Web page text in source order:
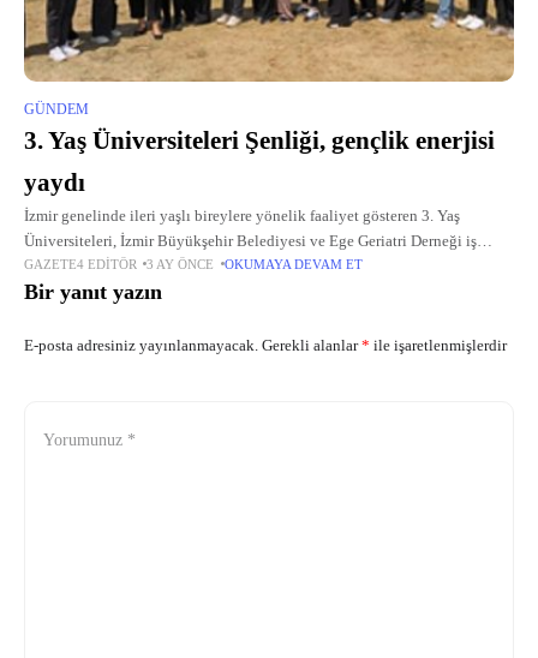
GÜNDEM
3. Yaş Üniversiteleri Şenliği, gençlik enerjisi
yaydı
İzmir genelinde ileri yaşlı bireylere yönelik faaliyet gösteren 3. Yaş
Üniversiteleri, İzmir Büyükşehir Belediyesi ve Ege Geriatri Derneği iş
birliğiyle Kültürpark’ta 7-8 Mayıs tarihlerinde düzenlenen 3. Yaş
Üniversiteleri Şenliği’nde buluştu.
GAZETE4 EDITÖR 3 AY ÖNCE OKUMAYA DEVAM ET
Bir yanıt yazın
E-posta adresiniz yayınlanmayacak. Gerekli alanlar* ile işaretlenmişlerdir